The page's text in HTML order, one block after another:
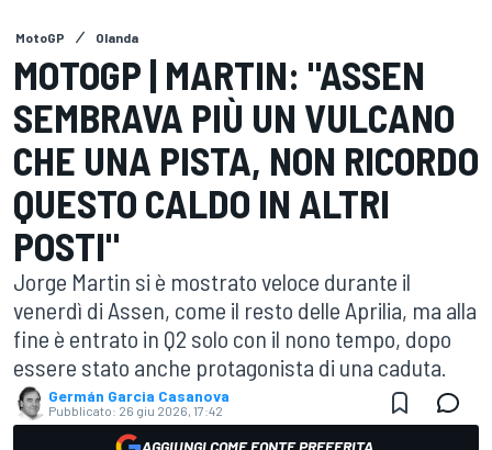
MotoGP Olanda
MOTOGP | MARTIN: "ASSEN
SEMBRAVA PIÙ UN VULCANO
CHE UNA PISTA, NON RICORDO
QUESTO CALDO IN ALTRI
POSTI"
Jorge Martin si è mostrato veloce durante il
venerdì di Assen, come il resto delle Aprilia, ma alla
fine è entrato in Q2 solo con il nono tempo, dopo
essere stato anche protagonista di una caduta.
Germán Garcia Casanova
Pubblicato: 26 giu 2026, 17:42
AGGIUNGI COME FONTE PREFERITA